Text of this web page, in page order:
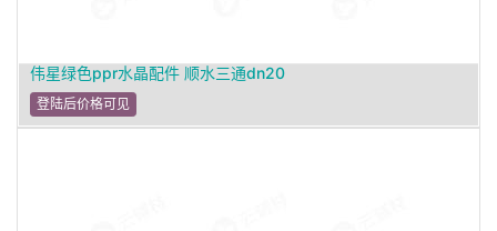
伟星绿色ppr水晶配件 顺水三通dn20
登陆后价格可见